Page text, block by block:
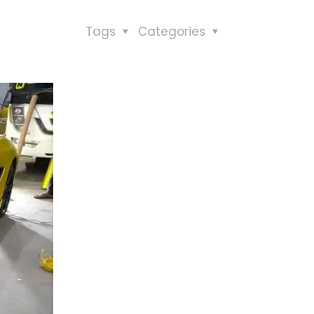
Categories
Tags